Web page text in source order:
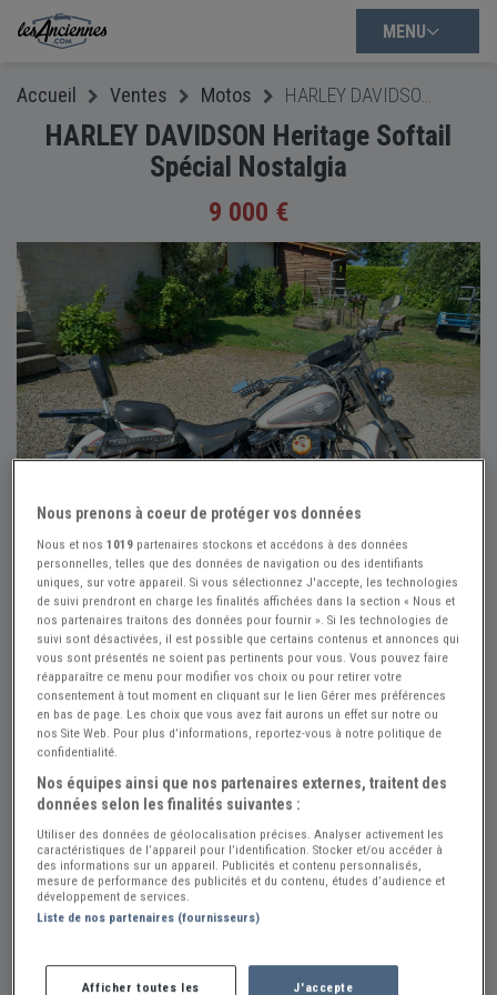
MENU
Accueil Ventes Motos
HARLEY DAVIDSON Heritage Softail
Spécial Nostalgia
9 000 €
Réf : A869554 Actualisée le : 22/06/2026
HARLEY DAVIDSON Heritage Softail
Spécial Nostalgia
Créer une alerte HARLEY DAVIDSON He...
9 000 €
Lot et Garonne (47) - CASTELJALOUX (47700)
Nous prenons à coeur de protéger vos données
Nous et nos1019 partenaires stockons et accédons à des données
personnelles, telles que des données de navigation ou des identifiants
uniques, sur votre appareil. Si vous sélectionnez J'accepte, les technologies
de suivi prendront en charge les finalités affichées dans la section « Nous et
nos partenaires traitons des données pour fournir ». Si les technologies de
suivi sont désactivées, il est possible que certains contenus et annonces qui
vous sont présentés ne soient pas pertinents pour vous. Vous pouvez faire
réapparaître ce menu pour modifier vos choix ou pour retirer votre
consentement à tout moment en cliquant sur le lien Gérer mes préférences
en bas de page. Les choix que vous avez fait aurons un effet sur notre ou
nos Site Web. Pour plus d’informations, reportez-vous à notre politique de
confidentialité.
Nos équipes ainsi que nos partenaires externes, traitent des
données selon les finalités suivantes :
Utiliser des données de géolocalisation précises. Analyser activement les
caractéristiques de l’appareil pour l’identification. Stocker et/ou accéder à
des informations sur un appareil. Publicités et contenu personnalisés,
mesure de performance des publicités et du contenu, études d’audience et
développement de services.
Liste de nos partenaires (fournisseurs)
Afficher toutes les
J'accepte